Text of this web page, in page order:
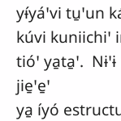
yɨ́yáꞌvi tu̱ꞌun
kúvi kuniichiꞌ
tióꞌ ya̱ta̱ꞌ.
jie̱ꞌe̱ꞌ
ya̱ íyó